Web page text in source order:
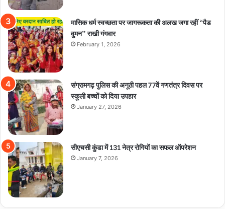
मासिक धर्म स्वच्छता पर जागरूकता की अलख जगा रहीं “पैड
वुमन” राखी गंगवार
February 1, 2026
संग्रामगढ़ पुलिस की अनूठी पहल 77वें गणतंत्र दिवस पर
स्कूली बच्चों को दिया उपहार
January 27, 2026
सीएचसी कुंडा में 131 नेत्र रोगियों का सफल ऑपरेशन
January 7, 2026